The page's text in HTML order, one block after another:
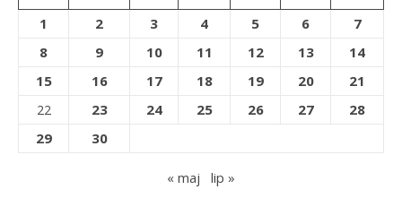
1 2 3 4 5 6
7
8
9 10 11 12 13
14
15
16 17 18 19 20 21
22 23 24 25 26 27
28
29
30
« maj lip »